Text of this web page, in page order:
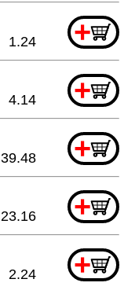
+
1.24
+
4.14
+
39.48
+
23.16
+
2.24